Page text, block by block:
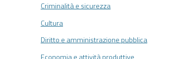
Criminalità e sicurezza
Cultura
Diritto e amministrazione pubblica